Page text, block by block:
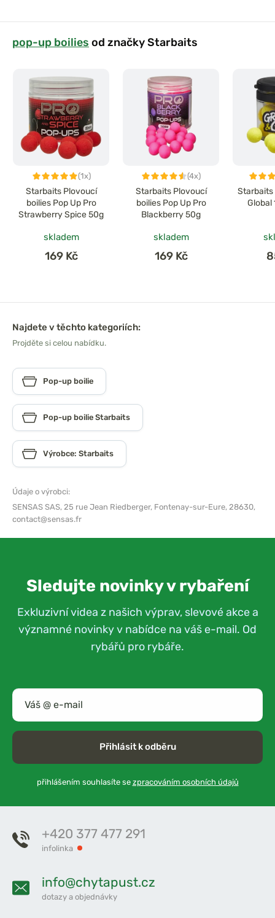
pop-up boilies od značky Starbaits
(1x)
Starbaits Plovoucí
boilies Pop Up Pro
Strawberry Spice 50g
skladem
169 Kč
(4x)
Starbaits Plovoucí
boilies Pop Up Pro
Blackberry 50g
skladem
169 Kč
Starbaits
Global
Najdete v těchto kategoriích:
Projděte si celou nabídku.
Pop-up boilie
Pop-up boilie Starbaits
Výrobce: Starbaits
Údaje o výrobci:
SENSAS SAS, 25 rue Jean Riedberger, Fontenay-sur-Eure, 28630,
contact@sensas.fr
Sledujte novinky v rybaření
Exkluzivní videa z našich výprav, slevové akce a
významné novinky v nabídce na váš e-mail. Od
rybářů pro rybáře.
Přihlásit k odběru
přihlášením souhlasíte se zpracováním osobních údajů
+420 377 477 291
infolinka
info@chytapust.cz
dotazy a objednávky